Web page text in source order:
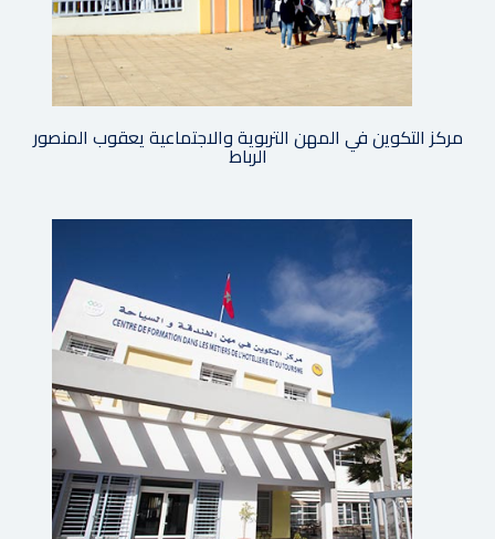
مركز التكوين في المهن التربوية والاجتماعية يعقوب المنصور
الرباط